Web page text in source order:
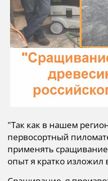
"Так как в нашем
первосортный
применять
опыт я кратко изложил